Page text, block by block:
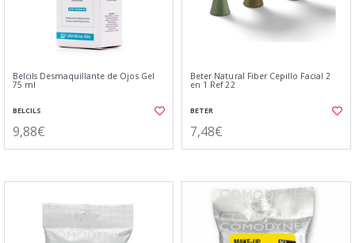
Belcils Desmaquillante de Ojos Gel
75 ml
BELCILS
9,88€
Beter Natural Fiber Cepillo Facial 2
en 1 Ref 22
BETER
7,48€